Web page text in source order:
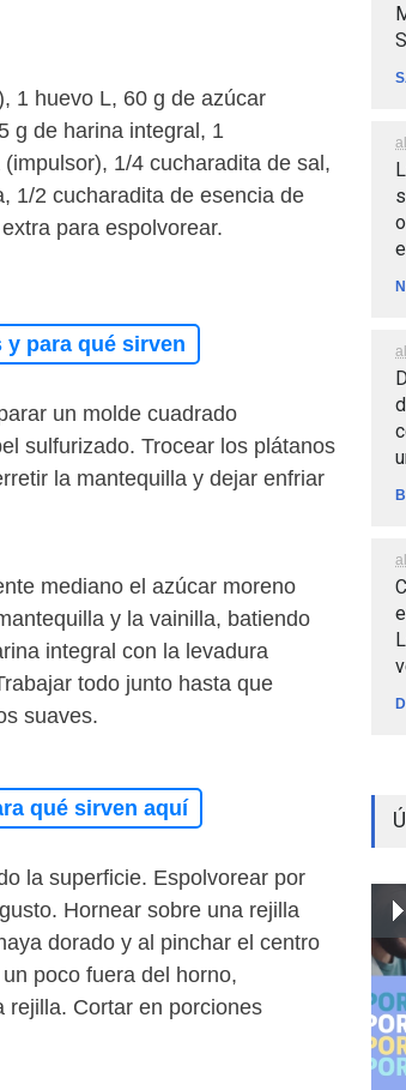
1 huevo L, 60 g de azúcar
g de harina integral, 1
1/4 cucharadita de sal,
1/2 cucharadita de esencia de
para espolvorear.
y para qué sirven
un molde cuadrado
sulfurizado. Trocear los plátanos
la mantequilla y dejar enfriar
mediano el azúcar moreno
y la vainilla, batiendo
integral con la levadura
todo junto hasta que
suaves.
qué sirven aquí
la superficie. Espolvorear por
Hornear sobre una rejilla
dorado y al pinchar el centro
poco fuera del horno,
rejilla. Cortar en porciones